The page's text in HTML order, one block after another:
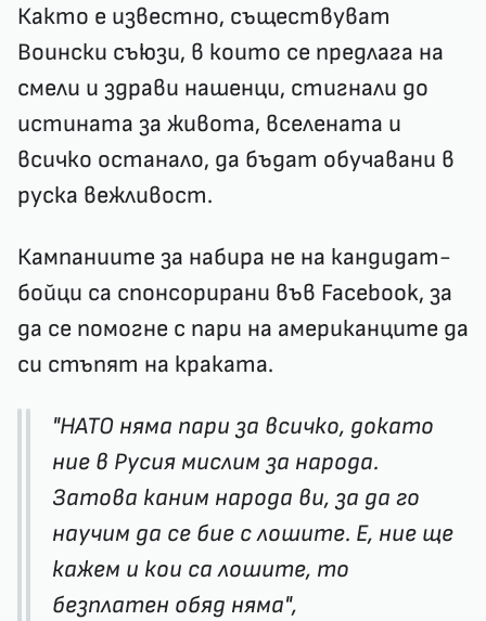
Както е известно, съществуват
Воински съюзи, в които се предлага на
смели и здрави нашенци, стигнали до
истината за живота, вселената и
всичко останало, да бъдат обучавани в
руска вежливост.
Кампаниите за набира не на кандидат-
бойци са спонсорирани във Facebook, за
да се помогне с пари на американците да
си стъпят на краката.
"НАТО няма пари за всичко, докато
ние в Русия мислим за народа.
Затова каним народа ви, за да го
научим да се бие с лошите. Е, ние ще
кажем и кои са лошите, то
безплатен обяд няма",